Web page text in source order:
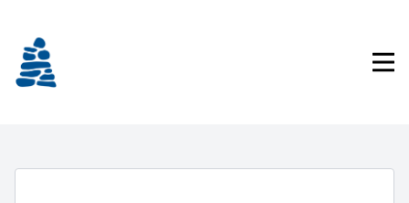
indhold